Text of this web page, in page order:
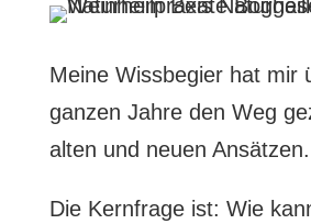
Meine Wissbegier hat mir
ganzen Jahre den Weg
alten und neuen Ansätzen.
Die Kernfrage ist: Wie